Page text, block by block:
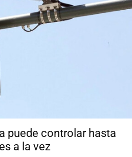
puede controlar hasta
a la vez